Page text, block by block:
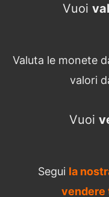
Vuoi
Valuta le monete
valori
Vuoi
Segui la
vendere